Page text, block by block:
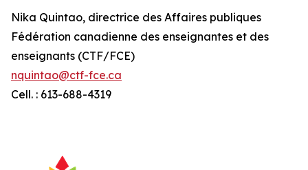
Nika Quintao, directrice des Affaires publiques
Fédération canadienne des enseignantes et des
enseignants (CTF/FCE)
nquintao@ctf-fce.ca
Cell. : 613-688-4319